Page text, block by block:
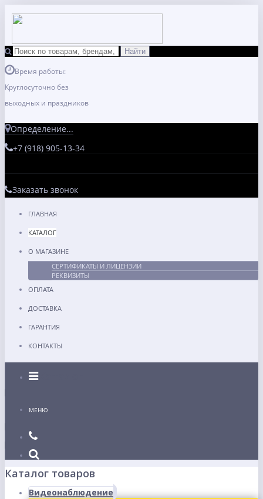
Время работы:
Круглосуточно без
выходных и праздников
Определение...
+7 (918) 905-13-34
Заказать звонок
ГЛАВНАЯ
КАТАЛОГ
О МАГАЗИНЕ
СЕРТИФИКАТЫ И ЛИЦЕНЗИИ
РЕКВИЗИТЫ
ОПЛАТА
ДОСТАВКА
ГАРАНТИЯ
КОНТАКТЫ
Каталог
МЕНЮ
Каталог товаров
Видеонаблюдение